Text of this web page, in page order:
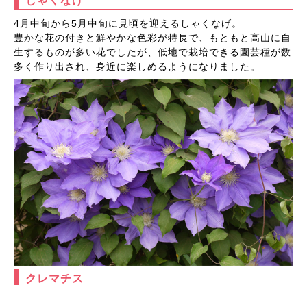
4月中旬から5月中旬に見頃を迎えるしゃくなげ。
豊かな花の付きと鮮やかな色彩が特長で、もともと高山に自
生するものが多い花でしたが、低地で栽培できる園芸種が数
多く作り出され、身近に楽しめるようになりました。
クレマチス